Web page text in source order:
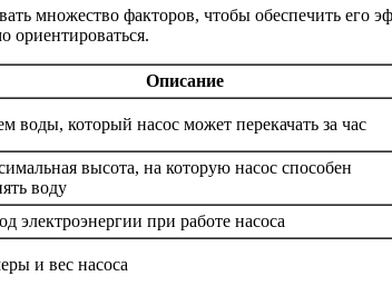
множество факторов, чтобы обеспечить
ориентироваться.
Описание
воды, который насос может перекачать за час
высота, на которую насос способен
воду
электроэнергии при работе насоса
и вес насоса